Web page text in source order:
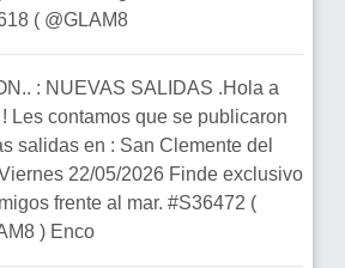
( @GLAM8
: NUEVAS SALIDAS .Hola a
Les contamos que se publicaron
salidas en : San Clemente del
22/05/2026 Finde exclusivo
frente al mar. #S36472 (
) Enco